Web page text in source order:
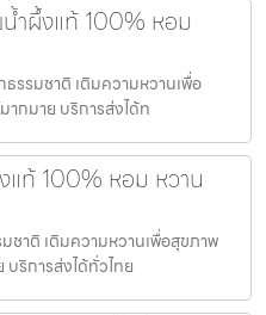
ำผึ้งแท้ 100% หอม
รรมชาติ เติมความหวานเพื่อ
ากมาย บริการส่งได้ท
แท้ 100% หอม หวาน
ชาติ เติมความหวานเพื่อสุขภาพ
ริการส่งได้ทั่วไทย